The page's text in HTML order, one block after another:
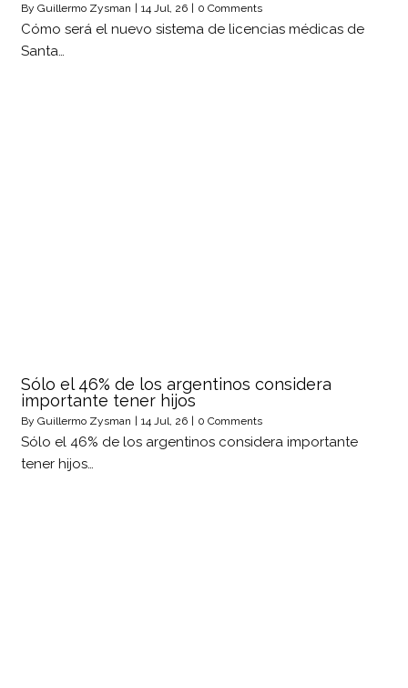
By Guillermo Zysman | 14 Jul, 26 | 0 Comments
Cómo será el nuevo sistema de licencias médicas de
Santa…
Sólo el 46% de los argentinos considera
importante tener hijos
By Guillermo Zysman 14 Jul, 26 0 Comments
Sólo el 46% de los argentinos considera importante
tener hijos…